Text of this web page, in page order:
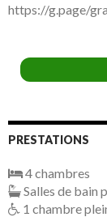
https://g.page/
PRESTATIONS
4 chambres
Salles de bain
1 chambre